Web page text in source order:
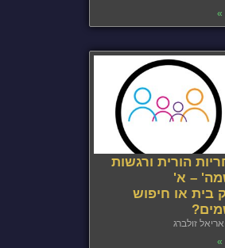
»
הורית ורגשות
– א'
בית או חיפוש
זולברג
»